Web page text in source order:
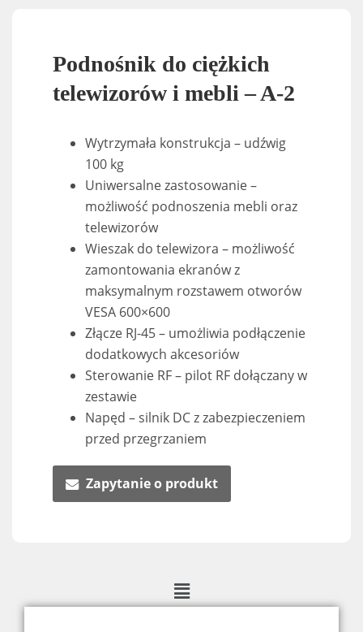
Podnośnik do ciężkich
telewizorów i mebli – A-2
Wytrzymała konstrukcja – udźwig
100 kg
Uniwersalne zastosowanie –
możliwość podnoszenia mebli oraz
telewizorów
Wieszak do telewizora – możliwość
zamontowania ekranów z
maksymalnym rozstawem otworów
VESA 600×600
Złącze RJ-45 – umożliwia podłączenie
dodatkowych akcesoriów
Sterowanie RF – pilot RF dołączany w
zestawie
Napęd – silnik DC z zabezpieczeniem
przed przegrzaniem
Zapytanie o produkt